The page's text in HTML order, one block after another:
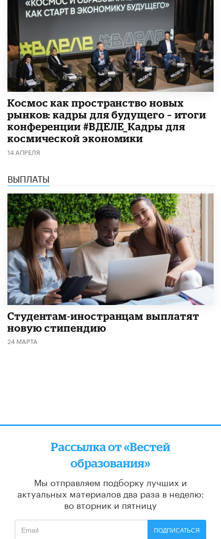
Космос как пространство новых
рынков: кадры для будущего – итоги
конференции #ВДЕЛЕ_Кадры для
космической экономики
14 АПРЕЛЯ
ВЫПЛАТЫ
Студентам-иностранцам выплатят
новую стипендию
24 МАРТА
Рассылка от «Вестей
образования»
Мы отправляем подборку лучших и
актуальных материалов два раза в неделю:
во вторник и пятницу
ПОДПИСАТЬСЯ